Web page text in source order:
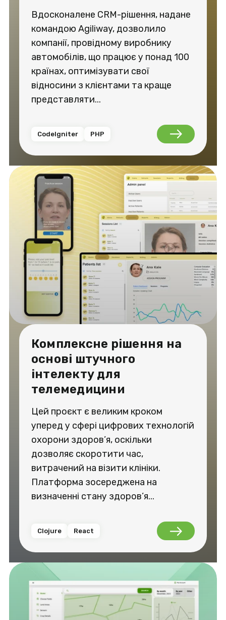
Вдосконалене CRM-рішення, надане
командою Agiliway, дозволило
компанії, провідному виробнику
автомобілів, що працює у понад 100
країнах, оптимізувати свої
відносини з клієнтами та краще
представляти...
CodeIgniter PHP
Комплексне рішення на
основі штучного
інтелекту для
телемедицини
Цей проєкт є великим кроком
уперед у сфері цифрових технологій
охорони здоров’я, оскільки
дозволяє скоротити час,
витрачений на візити клініки.
Платформа зосереджена на
визначенні стану здоров’я...
Clojure React